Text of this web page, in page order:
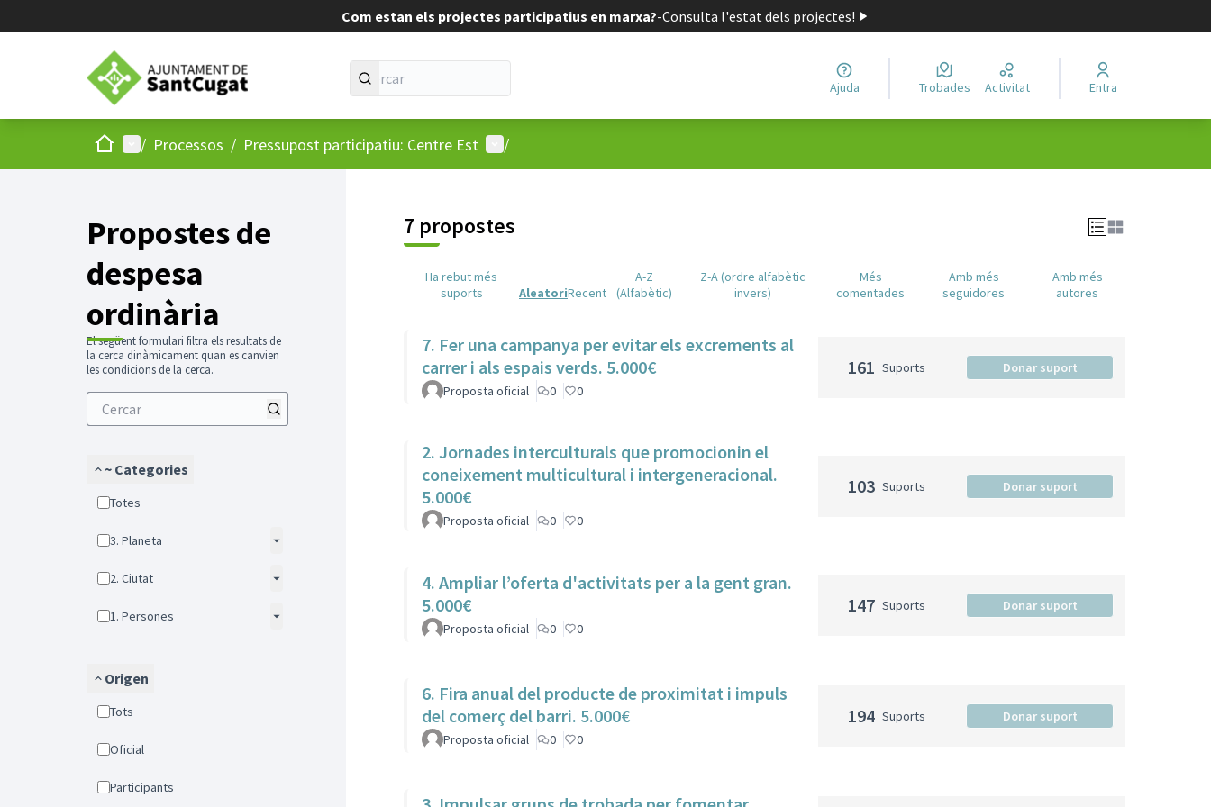
Com estan els projectes participatius en marxa?-Consulta l'estat dels projectes!
Ajuda Trobades Activitat Entra
Inici Menú principal
/ Processos / Pressupost participatiu: Centre Est Menú d'usuari
/
Propostes de
despesa
ordinària
El següent formulari filtra els resultats de
la cerca dinàmicament quan es canvien
les condicions de la cerca.
~ Categories
Totes
3. Planeta
2. Ciutat
1. Persones
Origen
Tots
Oficial
Participants
7 propostes
Ha rebut més
suports
AleatoriRecent
A-Z
(Alfabètic)
Z-A (ordre alfabètic
invers)
Més
comentades
Amb més
seguidores
Amb més
autores
7. Fer una campanya per evitar els excrements al
carrer i als espais verds. 5.000€
Proposta oficial 0 0
161 Suports Donar suport
2. Jornades interculturals que promocionin el
coneixement multicultural i intergeneracional.
5.000€
Proposta oficial 0 0
103 Suports Donar suport
4. Ampliar l’oferta d'activitats per a la gent gran.
5.000€
Proposta oficial 0 0
147 Suports Donar suport
6. Fira anual del producte de proximitat i impuls
del comerç del barri. 5.000€
Proposta oficial 0 0
194 Suports Donar suport